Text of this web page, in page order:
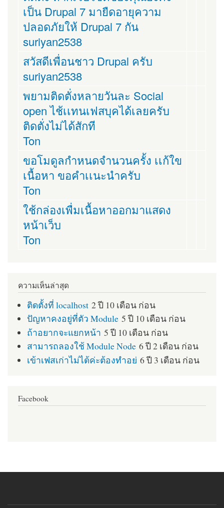
เป็น Drupal 7 มายืดอายุความ
ปลอดภัยให้ Drupal 7 กัน
suriyan2538
สวัสดีเพื่อนชาว Drupal ครับ
suriyan2538
พยามติดตั่งหลายวันละ Social
open ไช้เเทนเฟสบุคได้เลยครับ
ติดตั่งไม่ได้สักที
Ton
ขอโมดูลกำหนดจำนวนครั้ง เเก้ใข
เนื้อหา ขอคำเเนะนำครับ
Ton
ใช้กล่องเพื่มเนื้อหาออกมาแสดง
หน้าเว็บ
Ton
ความเห็นล่าสุด
ติดตั้งที่ localhost 2 ปี 10 เดือน ก่อน
ปัญหาคงอยู่ที่ตัว Module 5 ปี 10 เดือน ก่อน
ถ้าอยากจะแยกหน้า 5 ปี 10 เดือน ก่อน
สามารถลองใช้ Module Node 6 ปี 2 เดือน ก่อน
เข้าเฟสเก่าไม่ได้ค่ะต้องทำอย่ 6 ปี 3 เดือน ก่อน
Facebook